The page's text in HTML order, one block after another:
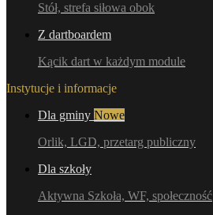
Stół, strefa siłowa obok
Z dartboardem
Kącik dart w każdym module
Instytucje i informacje
Dla gminy Nowe
Orlik, LGD, przetarg publiczny
Dla szkoły
Aktywna Szkoła, WF, społeczność